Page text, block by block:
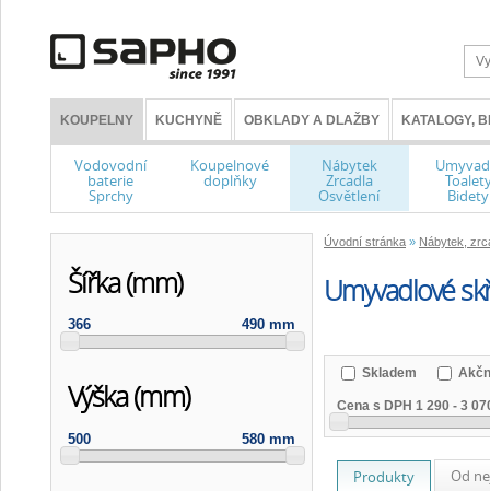
KOUPELNY KUCHYNĚ OBKLADY A DLAŽBY KATALOGY,
Vodovodní
baterie
Sprchy
Koupelnové
doplňky
Nábytek
Zrcadla
Osvětlení Bidety
Úvodní stránka » Nábytek,
Umyvadlové
Šířka (mm)
366 490 mm
Výška (mm)
500 580 mm
Skladem
Cena s DPH 1 290 - 3
Produkty Od